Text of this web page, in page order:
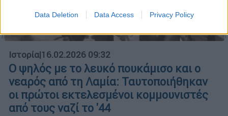
Data Deletion Data Access Privacy Policy
Ιστορία|16.02.2026 09:32
Ο ψηλός με το λευκό πουκάμισο και ο
νεαρός από τη Λαμία: Ταυτοποιήθηκαν
οι πρώτοι εκτελεσμένοι κομμουνιστές
από τους ναζί το '44